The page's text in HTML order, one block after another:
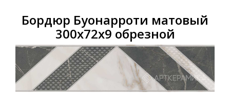
Бордюр Буонарроти матовый
300х72х9 обрезной